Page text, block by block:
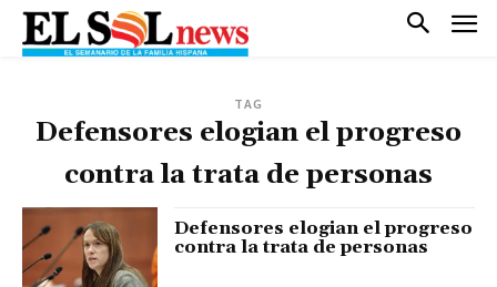
TAG
Defensores elogian el progreso
contra la trata de personas
Defensores elogian el progreso
contra la trata de personas